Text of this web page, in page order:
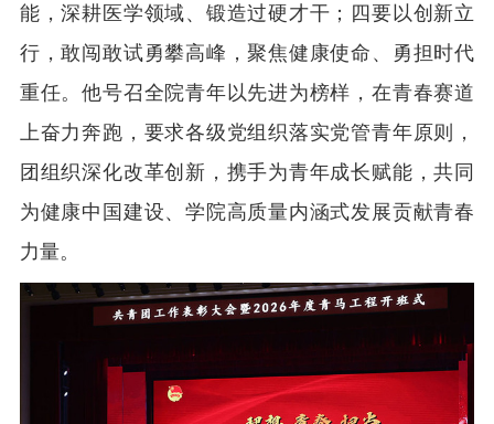
能，深耕医学领域、锻造过硬才干；四要以创新立
行，敢闯敢试勇攀高峰，聚焦健康使命、勇担时代
重任。他号召全院青年以先进为榜样，在青春赛道
上奋力奔跑，要求各级党组织落实党管青年原则，
团组织深化改革创新，携手为青年成长赋能，共同
为健康中国建设、学院高质量内涵式发展贡献青春
力量。